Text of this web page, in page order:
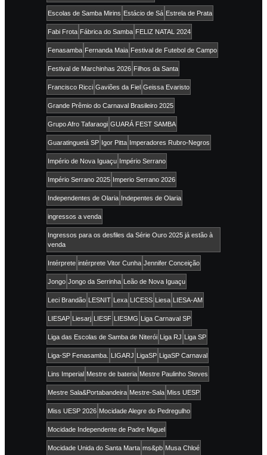
Escolas de Samba Mirins Estácio de Sá Estrela de Prata
Fabi Frota Fábrica do Samba FELIZ NATAL 2024
Fenasamba Fernanda Maia Festival de Futebol de Campo
Festival de Marchinhas 2026 Filhos da Santa
Francisco Ricci Gaviões da Fiel Geissa Evaristo
Grande Prêmio do Carnaval Brasileiro 2025
Grupo Afro Tafaraogi GUARÁ FEST SAMBA
Guaratinguetá SP Igor Pitta Imperadores Rubro-Negros
Império de Nova Iguaçu Império Serrano
Império Serrano 2025 Imperio Serrano 2026
Independentes de Olaria Indepentes de Olaria
ingressos a venda
Ingressos para os desfiles da Série Ouro 2025 já estão à
venda
Intérprete intérprete Vitor Cunha Jennifer Conceição
Jongo Jongo da Serrinha Leão de Nova Iguaçu
Leci Brandão LESNIT Lexa LICESS Liesa LIESA-AM
LIESAP Liesarj LIESF LIESMG Liga Carnaval SP
Liga das Escolas de Samba de Niterói Liga RJ Liga SP
Liga-SP Fenasamba. LIGARJ LigaSP LigaSP Carnaval
Lins Imperial Mestre de bateria Mestre Paulinho Steves
Mestre Sala&Portabandeira Mestre-Sala Miss UESP
Miss UESP 2026 Mocidade Alegre do Pedregulho
Mocidade Independente de Padre Miguel
Mocidade Unida do Santa Marta ms&pb Musa Chloé